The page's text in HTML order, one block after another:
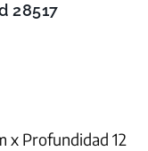
28517
x Profundidad 12